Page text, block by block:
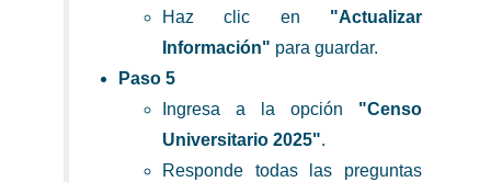
Haz clic en "Actualizar
Información" para guardar.
Paso 5
Ingresa a la opción "Censo
Universitario 2025".
Responde todas las preguntas